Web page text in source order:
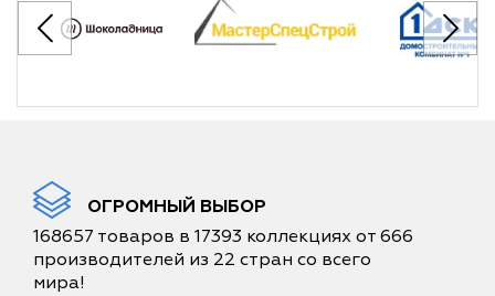
ОГРОМНЫЙ ВЫБОР
168657 товаров в 17393 коллекциях от 666
производителей из 22 стран со всего
мира!